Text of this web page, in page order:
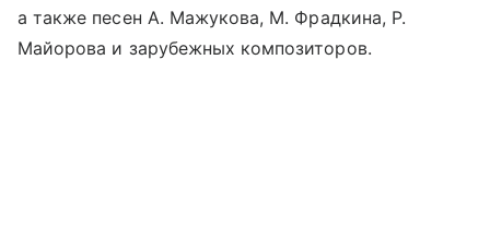
а также песен А. Мажукова, М. Фрадкина, Р.
Майорова и зарубежных композиторов.